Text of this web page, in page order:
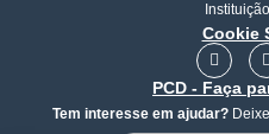
Cookie
F
a
c
e
I
t
PCD - Faça
Tem interesse em ajudar?